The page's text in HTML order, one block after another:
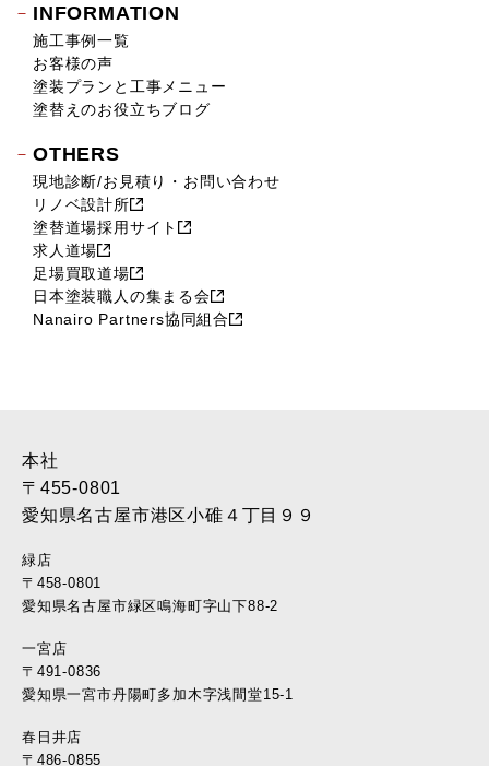
INFORMATION
施工事例一覧
お客様の声
塗装プランと工事メニュー
塗替えのお役立ちブログ
OTHERS
現地診断/お見積り・お問い合わせ
リノベ設計所
塗替道場採用サイト
求人道場
足場買取道場
日本塗装職人の集まる会
Nanairo Partners協同組合
本社
〒455-0801
愛知県名古屋市港区小碓４丁目９９
緑店
〒458-0801
愛知県名古屋市緑区鳴海町字山下88-2
一宮店
〒491-0836
愛知県一宮市丹陽町多加木字浅間堂15-1
春日井店
〒486-0855